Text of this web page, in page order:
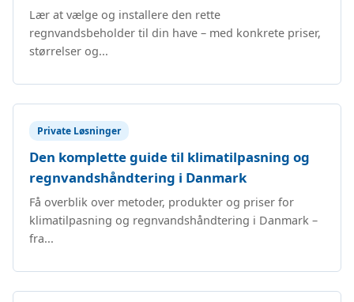
Lær at vælge og installere den rette
regnvandsbeholder til din have – med konkrete priser,
størrelser og...
Private Løsninger
Den komplette guide til klimatilpasning og
regnvandshåndtering i Danmark
Få overblik over metoder, produkter og priser for
klimatilpasning og regnvandshåndtering i Danmark –
fra...